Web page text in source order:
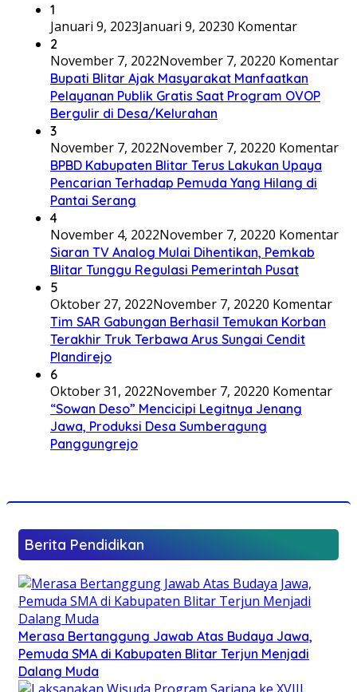
1
Januari 9, 2023Januari 9, 20230 Komentar
2
November 7, 2022November 7, 20220 Komentar
Bupati Blitar Ajak Masyarakat Manfaatkan
Pelayanan Publik Gratis Saat Program OVOP
Bergulir di Desa/Kelurahan
3
November 7, 2022November 7, 20220 Komentar
BPBD Kabupaten Blitar Terus Lakukan Upaya
Pencarian Terhadap Pemuda Yang Hilang di
Pantai Serang
4
November 4, 2022November 7, 20220 Komentar
Siaran TV Analog Mulai Dihentikan, Pemkab
Blitar Tunggu Regulasi Pemerintah Pusat
5
Oktober 27, 2022November 7, 20220 Komentar
Tim SAR Gabungan Berhasil Temukan Korban
Terakhir Truk Terbawa Arus Sungai Cendit
Plandirejo
6
Oktober 31, 2022November 7, 20220 Komentar
“Sowan Deso” Mencicipi Legitnya Jenang
Jawa, Produksi Desa Sumberagung
Panggungrejo
Berita Pendidikan
Merasa Bertanggung Jawab Atas Budaya Jawa,
Pemuda SMA di Kabupaten Blitar Terjun Menjadi
Dalang Muda